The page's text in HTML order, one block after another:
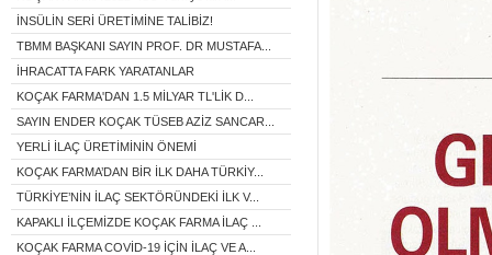
İNSÜLİN SERİ ÜRETİMİNE TALİBİZ!
TBMM BAŞKANI SAYIN PROF. DR MUSTAFA...
İHRACATTA FARK YARATANLAR
KOÇAK FARMA'DAN 1.5 MİLYAR TL'LİK D...
SAYIN ENDER KOÇAK TÜSEB AZİZ SANCAR...
YERLİ İLAÇ ÜRETİMİNİN ÖNEMİ
KOÇAK FARMA’DAN BİR İLK DAHA TÜRKİY...
TÜRKİYE’NİN İLAÇ SEKTÖRÜNDEKİ İLK V...
KAPAKLI İLÇEMİZDE KOÇAK FARMA İLAÇ ...
KOÇAK FARMA COVİD-19 İÇİN İLAÇ VE A...